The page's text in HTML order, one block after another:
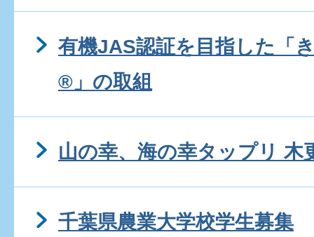
有機JAS認証を目指した「
®」の取組
山の幸、海の幸タップリ 木
千葉県農業大学校学生募集